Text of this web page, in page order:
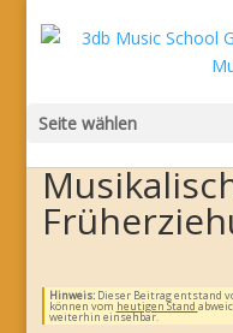
Seite wählen
Hinweis:Dieser Beitrag entstand
können vom heutigen Stand
weiterhin einsehbar.